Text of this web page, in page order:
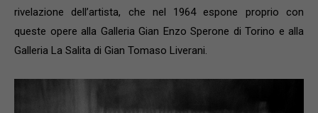
rivelazione dell’artista, che nel 1964 espone proprio con
queste opere alla Galleria Gian Enzo Sperone di Torino e alla
Galleria La Salita di Gian Tomaso Liverani.